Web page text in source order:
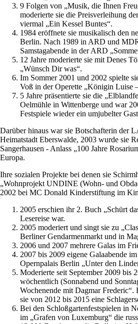
9 Folgen von „Musik, die Ihnen
moderierte sie die Preisverleihung
viermal „Ein Kessel Buntes“.
1984 eröffnete sie musikalisch den
Berlin. Nach 1989 in ARD und
Samstagabende in der ARD
12 Jahre moderierte sie mit Denes
„Wünsch Dir was“.
Im Sommer 2001 und 2002 spielte
Voß in der Operette „Königin Luise
5 Jahre präsentierte sie die
Oelmühle in Wittenberge und war
Festspiele wieder ein umjubelter
Darüber hinaus war sie Botschafterin der
Heimatstadt Eberswalde, 2003 wurde sie
Sangerhausen - Anlass „100 Jahre
Europa.
Ihre sozialen Projekte bei denen sie
„Wohnprojekt UNDINE (Wohn- und
2002 bei MC Donald Kinderstiftung im
2005 erschien ihr 2. Buch „Schürt
Lesereise war.
2005 moderiert und singt sie zu
Berliner Gendarmenmarkt und in
2006 und 2007 mehrere Galas im
2007 bis 2009 eigene Galaabende
Opernpalais Berlin „Unter den
Moderierte seit September 2009 bis
wöchentlich (Sonnabend und
Wochenende mit Dagmar
sie von 2012 bis 2015 eine
Bei den Schloßgartenfestspielen in
im „Grafen von Luxemburg“ die